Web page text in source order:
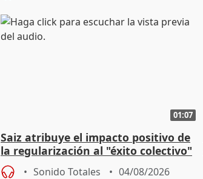
01:07
Saiz atribuye el impacto positivo de
la regularización al "éxito colectivo"
del Gobierno
Sonido Totales 04/08/2026